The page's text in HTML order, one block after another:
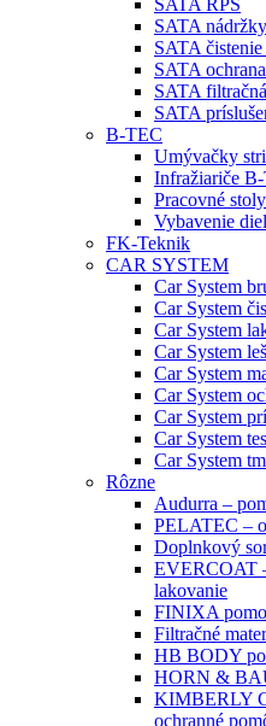
SATA RPS
SATA
SATA
SATA
SATA
SATA
B-TEC
Umývačky
Infražiariče
Pracovné
Vybavenie
FK-Teknik
CAR SYSTEM
Car System
Car System
Car System
Car System
Car System
Car System
Car System
Car System
Car System
Rôzne
Audurra –
PELATEC –
Doplnkový
EVERCOAT
lakovanie
FINIXA
Filtračné
HB BODY
HORN &
KIMBERLY
ochranné